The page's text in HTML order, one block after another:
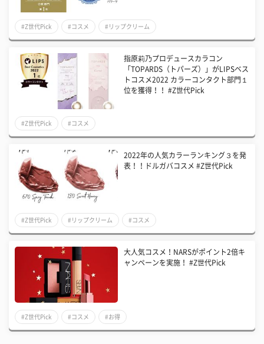
#Z世代Pick #コスメ #リップクリーム
指原莉乃プロデュースカラコン
「TOPARDS（トパーズ）」がLIPSベス
トコスメ2022 カラーコンタクト部門１
位を獲得！！ #Z世代Pick
#Z世代Pick #コスメ
2022年の人気カラーランキング３を発
表！！ドルガバコスメ #Z世代Pick
#Z世代Pick #リップクリーム #コスメ
大人気コスメ！NARSがポイント2倍キ
ャンペーンを実施！ #Z世代Pick
#Z世代Pick #コスメ #お得